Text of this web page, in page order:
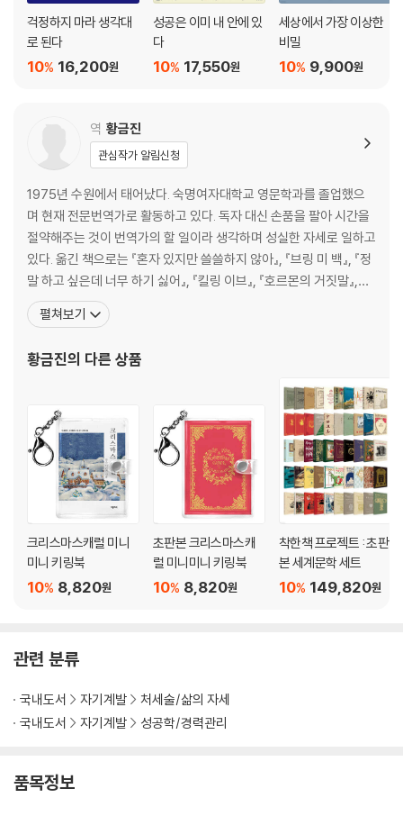
29 게으름 아무것도 하지 않는 시간이 필요한 이유 122
32 경제적 안정 증식하는 부와 소모성 부 131
33 문제 해결 생각하는 것에도 훈련이 필요하다 135
34 논쟁 피하기 논쟁으로는 친구를 얻을 수 없다 139
35 자아실현을 이룬 사람 있는 그대로를 보는 능력 142
36 지금 이 순간을 사는 법 순간순간 최선을 다해 살아봐 145
37 번영 부는 태도에서 비롯된다 148
38 탁월한 사람 내가 하는 일에서 기쁨을 느끼는 사람 150
39 무능한 관리자 타인의 마음을 이해하는 것 153
40 오래가는 물건의 비밀 당신은 얼마나 오래갈 물건을 만들고 있는가? 1
43 운명 사과나무에서는 사과가 열린다 167
44 환경 오염 끊임없이 쓰레기를 만드는 사람들 170
45 고귀한 삶 나 자신의 삶을 사는 법 174
46 평정심 위기에 강한 사람 176
48 신경증 긍정적인 자아상이 인생에 미치는 영향 180
49 책 인류 역사상 가장 오래된 쾌락의 원천 185
50 사업 고객의 마음을 이해하는 것 189
걱정하지 마라 생각대
로 된다
16,200원
10%
성공은 이미 내 안에 있
다
17,550원
10%
세상에서 가장 이상한
비밀
9,900원
10%
역 황금진
관심작가 알림신청
1975년 수원에서 태어났다. 숙명여자대학교 영문학과를 졸업했으
며 현재 전문번역가로 활동하고 있다. 독자 대신 손품을 팔아 시간을
절약해주는 것이 번역가의 할 일이라 생각하며 성실한 자세로 일하고
있다. 옮긴 책으로는 『혼자 있지만 쓸쓸하지 않아』, 『브링 미 백』, 『정
말 하고 싶은데 너무 하기 싫어』, 『킬링 이브』, 『호르몬의 거짓말』,
『아내 가뭄』, 『소녀는 왜 다섯 살 난 동생을 죽였을까』, 『런어웨이』,
『개와 영혼이 뒤바뀐 여자』, 『카네기 인간관계론』, 『과소유 증후군』,
우는 인사결정의 기술
펼쳐보기
황금진의 다른 상품
크리스마스캐럴 미니
미니 키링북
8,820원
10%
초판본 크리스마스캐
럴 미니미니 키링북
8,820원
10%
착한책 프로젝트 : 초판
본 세계문학 세트
149,820원
10%
관련 분류
국내도서 자기계발
처세술/삶의 자세
국내도서
자기계발 성공학/경력관리
품목정보